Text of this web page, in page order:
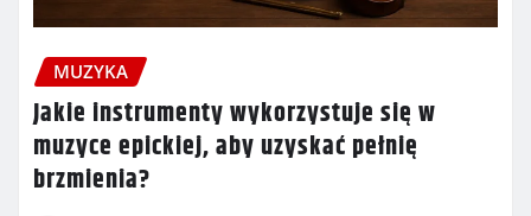
MUZYKA
Jakie instrumenty wykorzystuje się w
muzyce epickiej, aby uzyskać pełnię
brzmienia?